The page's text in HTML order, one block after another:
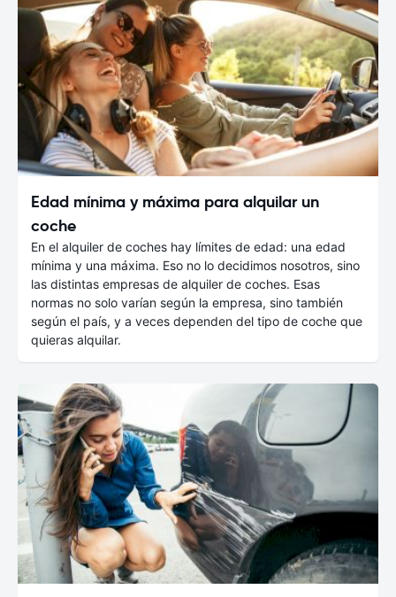
Edad mínima y máxima para alquilar un
coche
En el alquiler de coches hay límites de edad: una edad
mínima y una máxima. Eso no lo decidimos nosotros, sino
las distintas empresas de alquiler de coches. Esas
normas no solo varían según la empresa, sino también
según el país, y a veces dependen del tipo de coche que
quieras alquilar.